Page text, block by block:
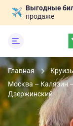
Выгодные
продаже
Главная
Москва – Калязин
Дзержинский